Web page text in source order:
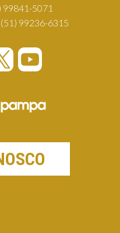
99841-5071
(51) 99236-6315